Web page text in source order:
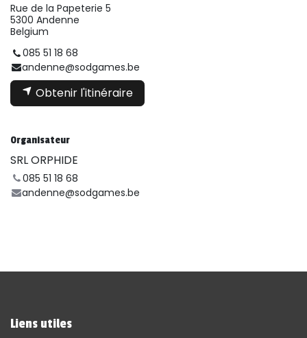
Rue de la Papeterie 5
5300 Andenne
Belgium
085 51 18 68
andenne@sodgames.be
Obtenir l'itinéraire
Organisateur
SRL ORPHIDE
085 51 18 68
andenne@sodgames.be
Liens utiles